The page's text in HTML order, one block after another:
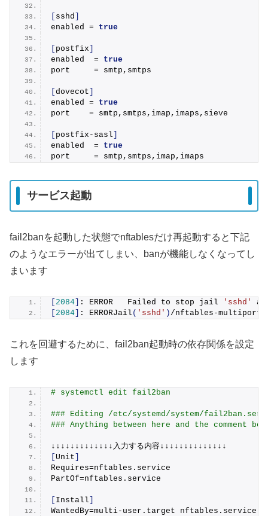
sshd
enabled = true
postfix
enabled  = true
port     = smtp,smtps
dovecot
enabled = true
port    = smtp,smtps,imap,imaps,sieve
postfix-sasl
enabled  = true
port     = smtp,smtps,imap,imaps
サービス起動
fail2banを起動した状態でnftablesだけ再起動すると下記
のようなエラーが出てしまい、banが機能しなくなってし
まいます
[ 2084] : ERROR   Failed to stop jail 'sshd'
[ 2084] : ERRORJail ( 'sshd' ) /nftables-
これを回避するために、fail2ban起動時の依存関係を設定
します
# systemctl edit fail2ban
### Editing /etc/systemd/system/
### Anything between here and the comment
↓↓↓↓↓↓↓↓↓↓↓↓↓入力する内容↓↓↓↓↓↓↓↓↓↓↓↓↓↓
Unit
Requires=nftables. service
PartOf=nftables. service
Install
WantedBy=multi-user. target nftables. service